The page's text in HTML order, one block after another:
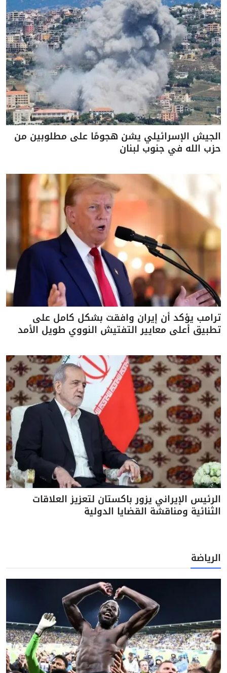
الجيش الإسرائيلي يشن هجومًا على مطلوبين من
حزب الله في جنوب لبنان
ترامب يؤكد أن إيران وافقت بشكل كامل على
تطبيق أعلى معايير التفتيش النووي طويل الأمد
الرئيس الإيراني يزور باكستان لتعزيز العلاقات
الثنائية ومناقشة القضايا الدولية
الرياضة